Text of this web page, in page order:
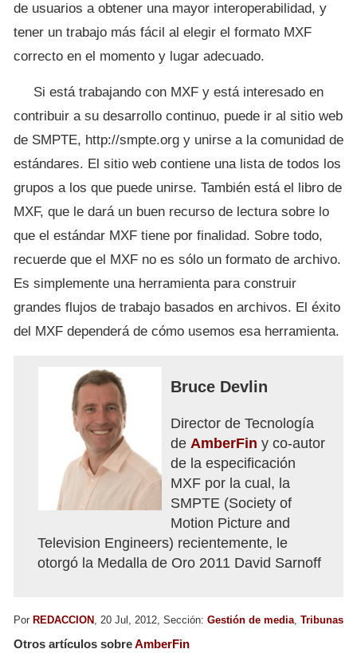
de usuarios a obtener una mayor interoperabilidad, y
tener un trabajo más fácil al elegir el formato MXF
correcto en el momento y lugar adecuado.
Si está trabajando con MXF y está interesado en
contribuir a su desarrollo continuo, puede ir al sitio web
de SMPTE, http://smpte.org y unirse a la comunidad de
estándares. El sitio web contiene una lista de todos los
grupos a los que puede unirse. También está el libro de
MXF, que le dará un buen recurso de lectura sobre lo
que el estándar MXF tiene por finalidad. Sobre todo,
recuerde que el MXF no es sólo un formato de archivo.
Es simplemente una herramienta para construir
grandes flujos de trabajo basados en archivos. El éxito
del MXF dependerá de cómo usemos esa herramienta.
Bruce Devlin
Director de Tecnología
de AmberFin y co-autor
de la especificación
MXF por la cual, la
SMPTE (Society of
Motion Picture and
Television Engineers) recientemente, le
otorgó la Medalla de Oro 2011 David Sarnoff
Por REDACCION , 20 Jul, 2012, Sección: Gestión de media, Tribunas
Otros artículos sobreAmberFin